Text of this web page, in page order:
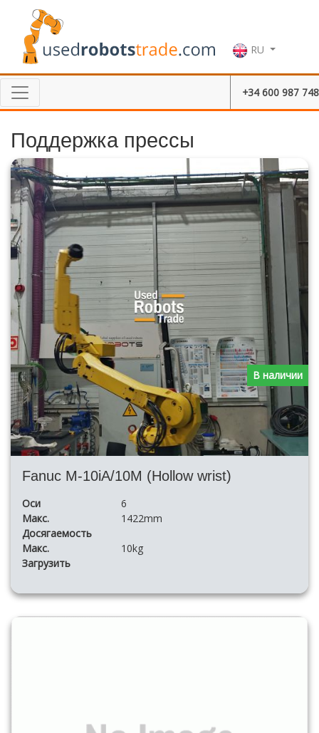
RU
+34 600 987 748
Поддержка прессы
Fanuc M-10iA/10M (Hollow wrist)
Оси
6
Макс.
Досягаемость
1422mm
Макс.
Загрузить
10kg
В наличии